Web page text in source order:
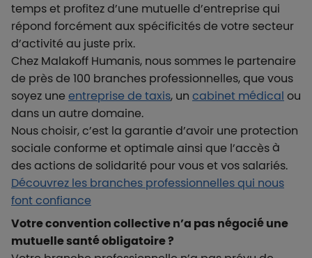
temps et profitez d’une mutuelle d’entreprise qui
répond forcément aux spécificités de votre secteur
d’activité au juste prix.
Chez Malakoff Humanis, nous sommes le partenaire
de près de 100 branches professionnelles, que vous
soyez uneentreprise de taxis, un cabinet médical ou
dans un autre domaine.
Nous choisir, c’est la garantie d’avoir une protection
sociale conforme et optimale ainsi que l’accès à
des actions de solidarité pour vous et vos salariés.
Découvrez les branches professionnelles qui nous
font confiance
Votre convention collective n’a pas négocié une
mutuelle santé obligatoire ?